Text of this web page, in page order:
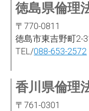
徳島県倫理
〒770-0811
徳島市東吉野町2-
TEL/088-653-2572
香川県倫理
〒761-0301